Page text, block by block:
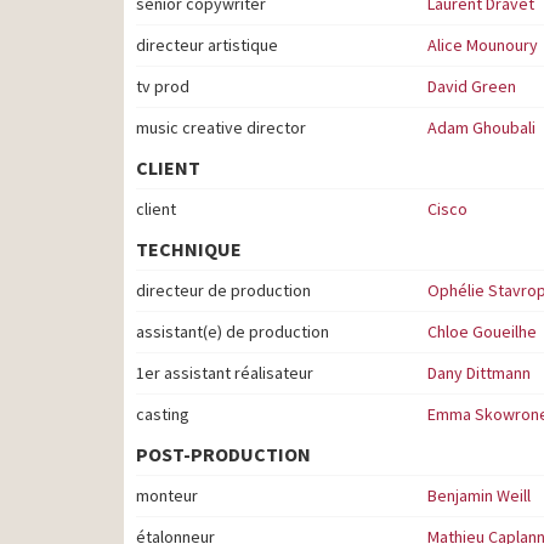
directeur artistique
Alice Mounoury
tv prod
David Green
music creative director
Adam Ghoubali
CLIENT
client Cisco
TECHNIQUE
directeur de production
Ophélie
assistant(e) de production
Chloe Goueilhe
1er assistant réalisateur
Dany Dittmann
casting
Emma
POST-PRODUCTION
monteur
Benjamin Weill
étalonneur
Mathieu